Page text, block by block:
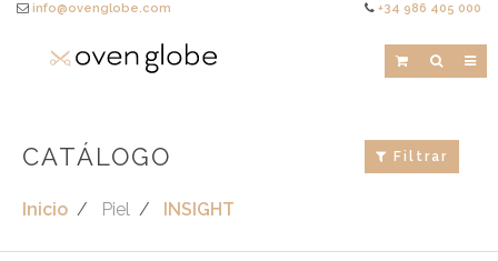
info@ovenglobe.com +34 986 405 000
CATÁLOGO Filtrar
Inicio Piel INSIGHT